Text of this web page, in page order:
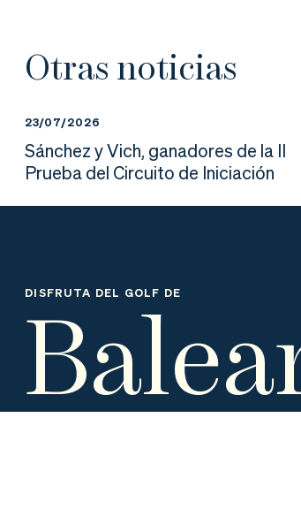
Ap
re
nd
er
Ac
tu
ali
da
Ti
da
Otras noticias
23/07/2026
Sánchez y Vich, ganadores de la II
Prueba del Circuito de Iniciación
DISFRUTA DEL GOLF DE